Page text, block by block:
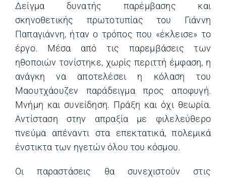
Δείγμα δυνατής παρέμβασης και
σκηνοθετικής πρωτοτυπίας του Γιάννη
Παπαγιάννη, ήταν ο τρόπος που «έκλεισε» το
έργο. Μέσα από τις παρεμβάσεις των
ηθοποιών τονίστηκε, χωρίς περιττή έμφαση, η
ανάγκη να αποτελέσει η κόλαση του
Μαουτχάουζεν παράδειγμα προς αποφυγή.
Μνήμη και συνείδηση. Πράξη και όχι θεωρία.
Αντίσταση στην απραξία με φιλελεύθερο
πνεύμα απέναντι στα επεκτατικά, πολεμικά
ένστικτα των ηγετών όλου του κόσμου.
Οι παραστάσεις θα συνεχιστούν στις